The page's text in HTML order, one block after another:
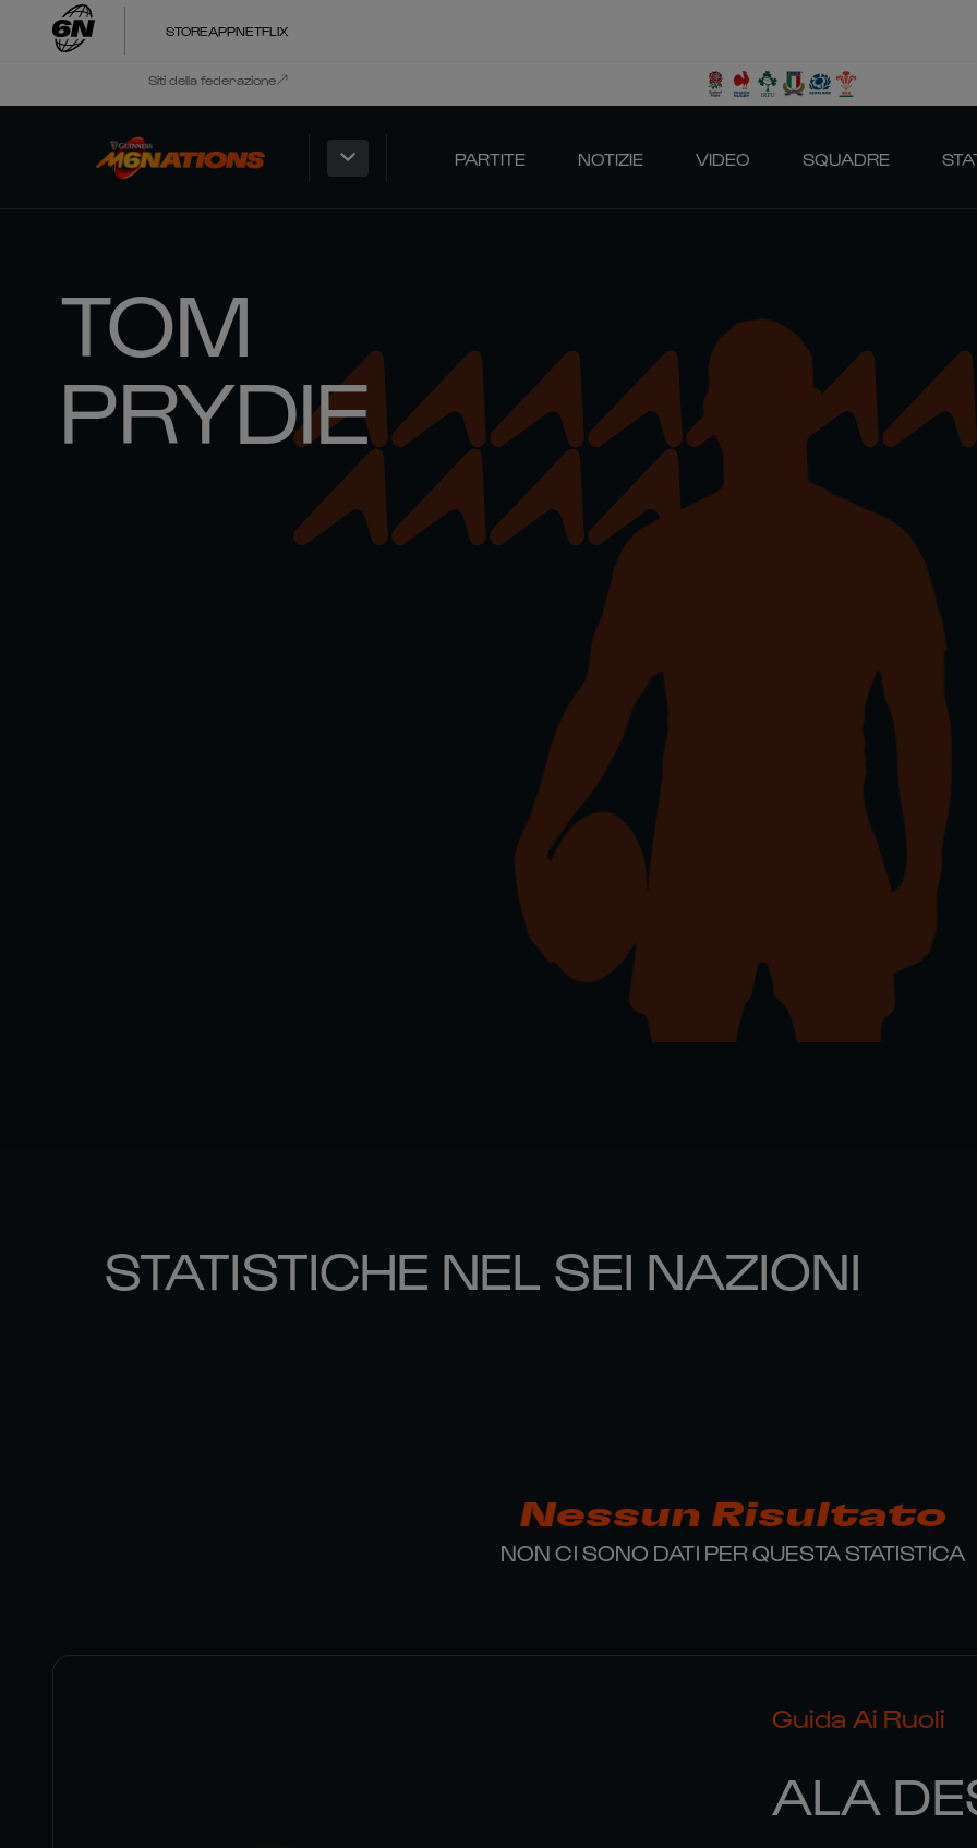
STOREAPPNETFLIX
Siti della federazione
PARTITE NOTIZIE VIDEO SQUADRE
TOM
PRYDIE
STATISTICHE NEL SEI NAZIONI
Nessun Risultato
NON CI SONO DATI PER QUESTA STATISTICA
Guida Ai Ruoli
ALA